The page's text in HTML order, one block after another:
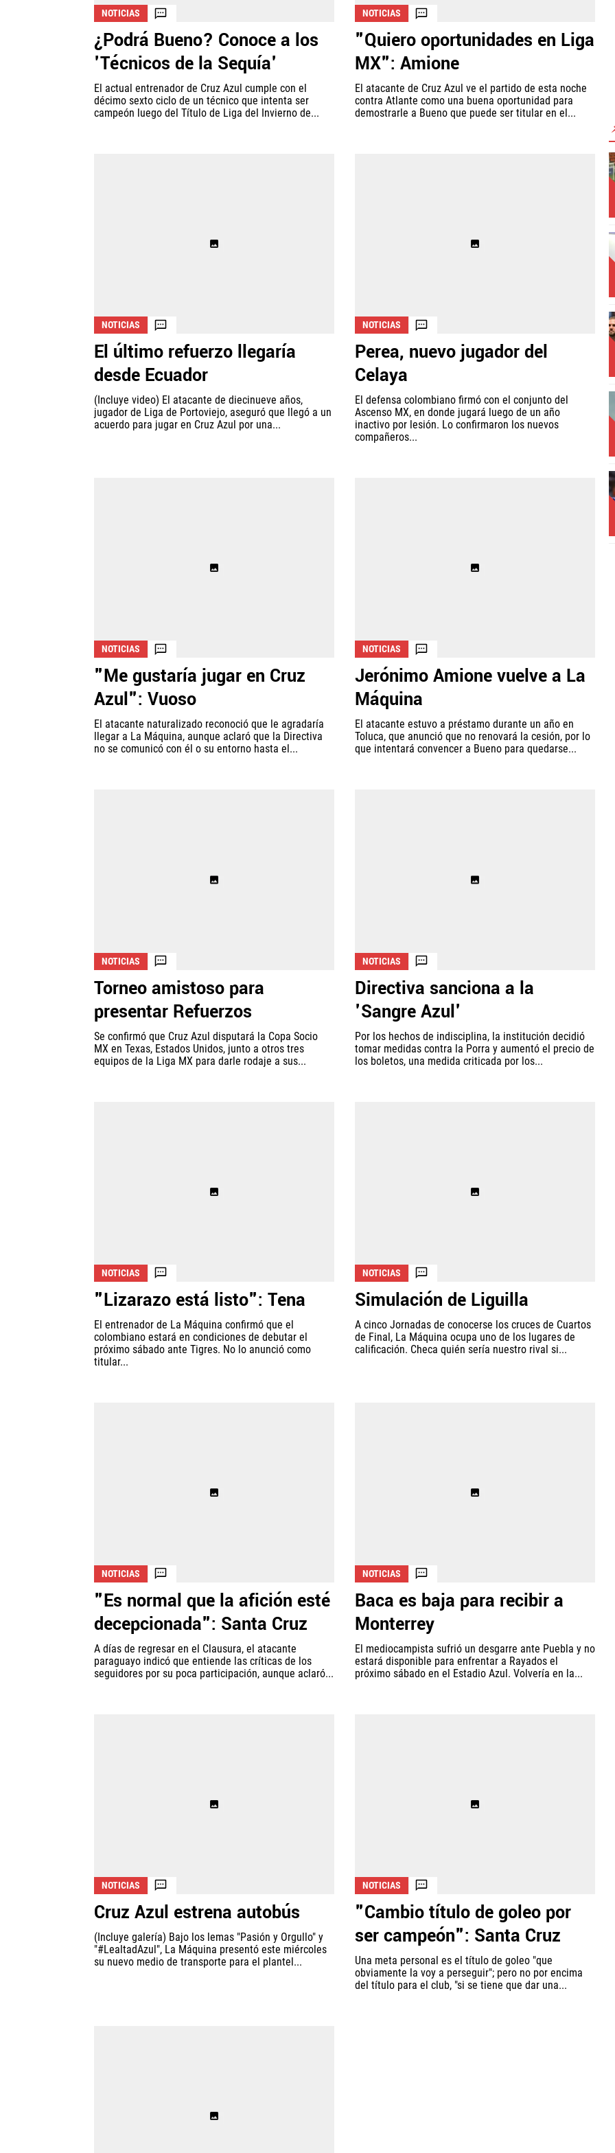
NOTICIAS
¿Podrá Bueno? Conoce a los
'Técnicos de la Sequía'
El actual entrenador de Cruz Azul cumple con el
décimo sexto ciclo de un técnico que intenta ser
campeón luego del Título de Liga del Invierno de...
NOTICIAS
"Quiero oportunidades en Liga
MX": Amione
El atacante de Cruz Azul ve el partido de esta noche
contra Atlante como una buena oportunidad para
demostrarle a Bueno que puede ser titular en el...
NOTICIAS
El último refuerzo llegaría
desde Ecuador
(Incluye video) El atacante de diecinueve años,
jugador de Liga de Portoviejo, aseguró que llegó a un
acuerdo para jugar en Cruz Azul por una...
NOTICIAS
Perea, nuevo jugador del
Celaya
El defensa colombiano firmó con el conjunto del
Ascenso MX, en donde jugará luego de un año
inactivo por lesión. Lo confirmaron los nuevos
compañeros...
NOTICIAS
"Me gustaría jugar en Cruz
Azul": Vuoso
El atacante naturalizado reconoció que le agradaría
llegar a La Máquina, aunque aclaró que la Directiva
no se comunicó con él o su entorno hasta el...
NOTICIAS
Jerónimo Amione vuelve a La
Máquina
El atacante estuvo a préstamo durante un año en
Toluca, que anunció que no renovará la cesión, por lo
que intentará convencer a Bueno para quedarse...
NOTICIAS
Torneo amistoso para
presentar Refuerzos
Se confirmó que Cruz Azul disputará la Copa Socio
MX en Texas, Estados Unidos, junto a otros tres
equipos de la Liga MX para darle rodaje a sus...
NOTICIAS
Directiva sanciona a la
'Sangre Azul'
Por los hechos de indisciplina, la institución decidió
tomar medidas contra la Porra y aumentó el precio de
los boletos, una medida criticada por los...
NOTICIAS
"Lizarazo está listo": Tena
El entrenador de La Máquina confirmó que el
colombiano estará en condiciones de debutar el
próximo sábado ante Tigres. No lo anunció como
titular...
NOTICIAS
Simulación de Liguilla
A cinco Jornadas de conocerse los cruces de Cuartos
de Final, La Máquina ocupa uno de los lugares de
calificación. Checa quién sería nuestro rival si...
NOTICIAS
"Es normal que la afición esté
decepcionada": Santa Cruz
A días de regresar en el Clausura, el atacante
paraguayo indicó que entiende las críticas de los
seguidores por su poca participación, aunque aclaró...
NOTICIAS
Baca es baja para recibir a
Monterrey
El mediocampista sufrió un desgarre ante Puebla y no
estará disponible para enfrentar a Rayados el
próximo sábado en el Estadio Azul. Volvería en la...
NOTICIAS
Cruz Azul estrena autobús
(Incluye galería) Bajo los lemas "Pasión y Orgullo" y
"#LealtadAzul", La Máquina presentó este miércoles
su nuevo medio de transporte para el plantel...
NOTICIAS
"Cambio título de goleo por
ser campeón": Santa Cruz
Una meta personal es el título de goleo "que
obviamente la voy a perseguir"; pero no por encima
del título para el club, "si se tiene que dar una...